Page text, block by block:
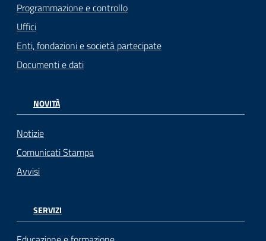
Programmazione e controllo
Uffici
Enti, fondazioni e società partecipate
Documenti e dati
NOVITÀ
Notizie
Comunicati Stampa
Avvisi
SERVIZI